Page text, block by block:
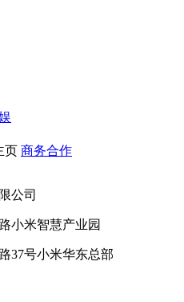
页 商务合作
公司
小米智慧产业园
37号小米华东总部